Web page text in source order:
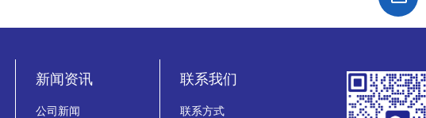
新闻资讯
公司新闻
联系我们
联系方式